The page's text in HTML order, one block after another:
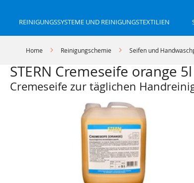
REINIGUNGSSYSTEME UND REINIGUNGSTEXTILIEN
Home Reinigungschemie Seifen und
STERN Cremeseife orange 5l
Cremeseife zur täglichen